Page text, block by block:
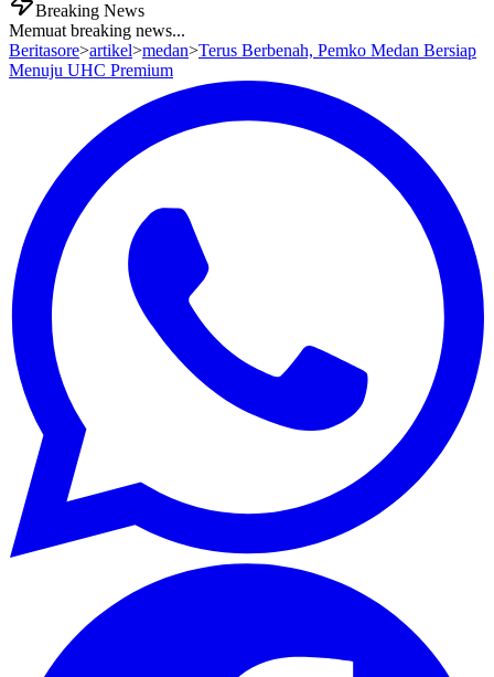
Breaking News
Memuat breaking news...
Beritasore>artikel>medan>Terus Berbenah, Pemko Medan Bersiap
Menuju UHC Premium